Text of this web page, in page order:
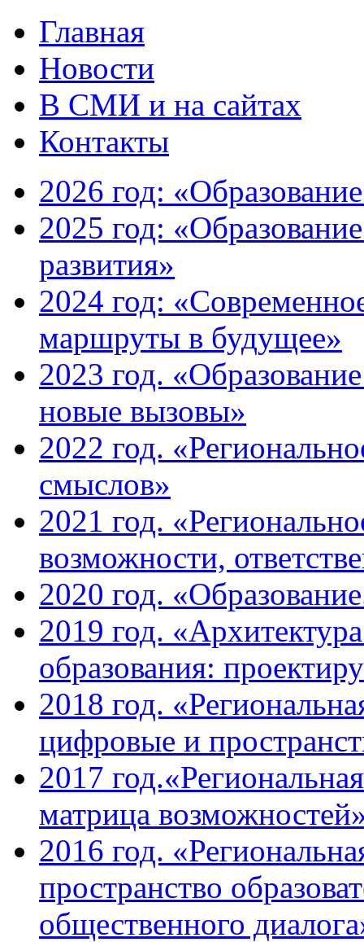
Главная
Новости
В СМИ и на сайтах
Контакты
2026 год:
2025 год:
развития»
2024 год:
маршруты в будущее»
2023 год.
новые вызовы»
2022 год.
смыслов»
2021 год.
возможности,
2020 год.
2019 год.
образования:
2018 год.
цифровые и
2017
матрица
2016 год.
пространство
общественного